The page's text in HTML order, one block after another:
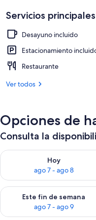
Servicios principales
Desayuno incluido
Estacionamiento
Restaurante
Ver todos
Opciones de
Consulta la
Hoy
ago 7 - ago 8
Consulta la disponibilidad
Este fin de semana
ago 7 - ago 9
Consulta la disponibilidad